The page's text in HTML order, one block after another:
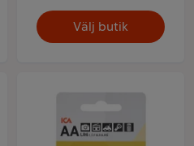
Välj butik